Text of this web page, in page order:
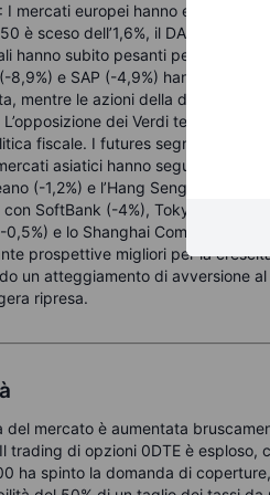
: I mercati europei hanno esteso le
è sceso dell’1,6%, il DAX ha
hanno subito pesanti perdite,
8,9%) e SAP (-4,9%) hanno pesato
mentre le azioni della difesa e
L’opposizione dei Verdi tedeschi
fiscale. I futures segnalano un
asiatici hanno seguito Wall
(-1,2%) e l’Hang Seng di Hong
con SoftBank (-4%), Tokyo Electron
0,5%) e lo Shanghai Composite (-
prospettive migliori per la
un atteggiamento di avversione
ripresa.
del mercato è aumentata
trading di opzioni 0DTE è
ha spinto la domanda di